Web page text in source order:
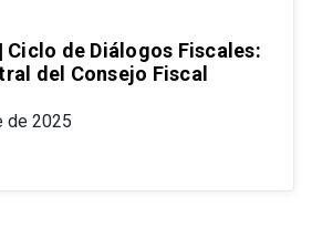
de Diálogos Fiscales:
del Consejo Fiscal
de 2025